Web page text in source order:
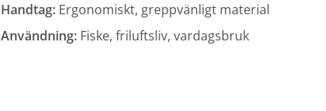
Handtag: Ergonomiskt, greppvänligt material
Användning: Fiske, friluftsliv, vardagsbruk